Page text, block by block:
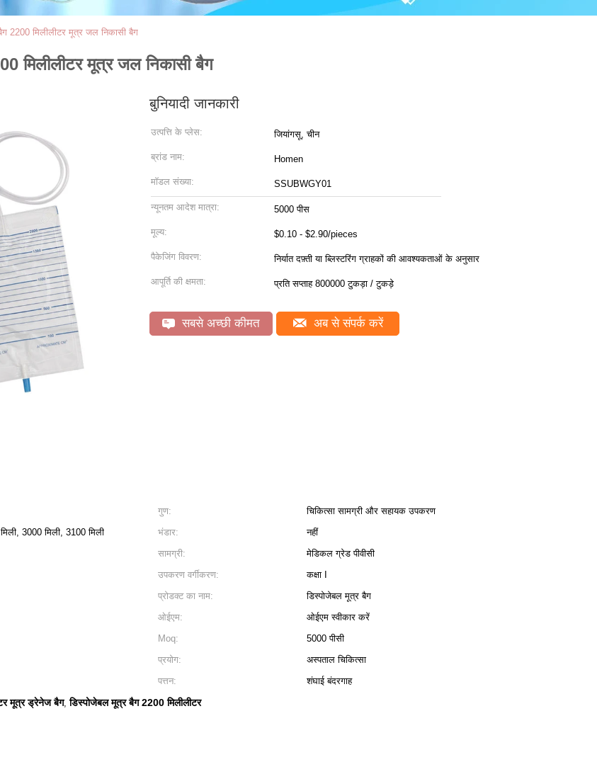
2200 मिलीलीटर मूत्र जल निकासी बैग
मिलीलीटर मूत्र जल निकासी बैग
बुनियादी जानकारी
उत्पत्ति के प्लेस: जियांगसू, चीन
ब्रांड नाम: Homen
मॉडल संख्या: SSUBWGY01
न्यूनतम आदेश मात्रा: 5000 पीस
मूल्य: $0.10 - $2.90/pieces
पैकेजिंग विवरण: निर्यात दफ़्ती या ब्लिस्टरिंग ग्राहकों की आवश्यकताओं के अनुसार
आपूर्ति की क्षमता: प्रति सप्ताह 800000 टुकड़ा / टुकड़े
सबसे अच्छी कीमत अब से संपर्क करें
गुण:
चिकित्सा सामग्री और सहायक उपकरण
3000 मिली, 3100 मिली भंडार:
नहीं
सामग्री:
मेडिकल ग्रेड पीवीसी
उपकरण वर्गीकरण:
कक्षा I
प्रोडक्ट का नाम:
डिस्पोजेबल मूत्र बैग
ओईएम:
ओईएम स्वीकार करें
Moq:
5000 पीसी
प्रयोग:
अस्पताल चिकित्सा
पत्तन:
शंघाई बंदरगाह
मूत्र ड्रेनेज बैग,डिस्पोजेबल मूत्र बैग 2200 मिलीलीटर